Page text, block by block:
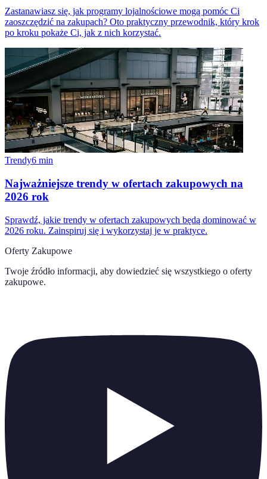
Zastanawiasz się, jak programy lojalnościowe mogą pomóc Ci
zaoszczędzić na zakupach? Oto praktyczny przewodnik, który krok
po kroku pokaże Ci, jak z nich korzystać.
Trendy6 min
Najważniejsze trendy w ofertach zakupowych na
2026 rok
Sprawdź, jakie trendy w ofertach zakupowych będą dominować w
2026 roku. Zainspiruj się i wykorzystaj je w praktyce.
Oferty Zakupowe
Twoje źródło informacji, aby dowiedzieć się wszystkiego o oferty
zakupowe.